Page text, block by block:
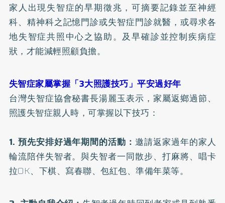
家人出現失智症的早期徵兆，可摘要記錄並至神經
科、精神科之記憶門診或失智症門診就醫，或尋求各
地失智症共照中心之協助。及早確診並控制疾病症
狀，才能減輕照顧負擔。
失智症家屬掌握「3大照護技巧」平安過好年
台灣失智症協會秘書長湯麗玉表示，家屬返鄉過節、
照護失智症親人時，可掌握以下技巧：
1. 預先安排好過年期間的活動：邀請返家過年的家人
輪流陪伴失智者。與失智者一同散步、打麻將、唱卡
拉OK、下棋、寫春聯、包紅包、準備年菜等。